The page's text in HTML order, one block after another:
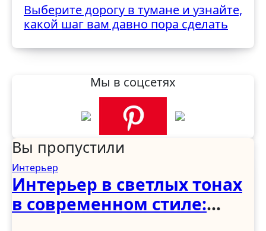
Выберите дорогу в тумане и узнайте,
какой шаг вам давно пора сделать
Мы в соцсетях
Вы пропустили
Интерьер
Интерьер в светлых тонах
в современном стиле: